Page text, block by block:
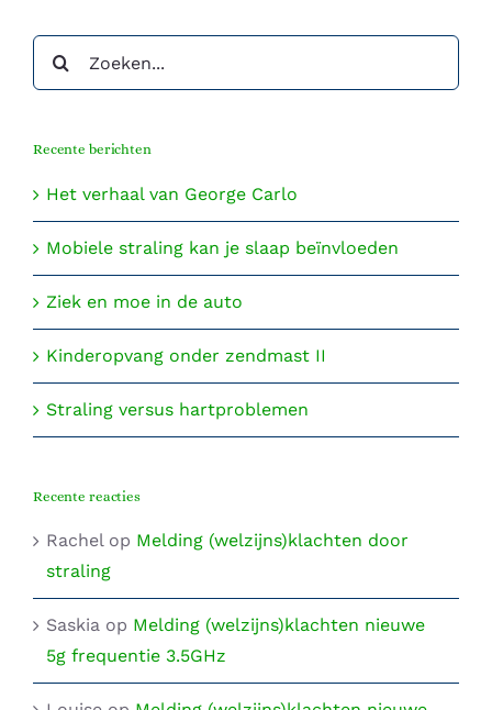
naar:
Recente berichten
Het verhaal van George Carlo
Mobiele straling kan je slaap beïnvloeden
Ziek en moe in de auto
Kinderopvang onder zendmast II
Straling versus hartproblemen
Recente reacties
Rachelop Melding (welzijns)klachten door
straling
Saskia op Melding (welzijns)klachten nieuwe
5g frequentie 3.5GHz